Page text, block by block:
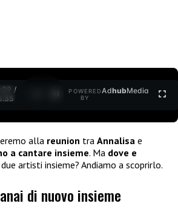
/
POWERED
BY
AdhubMedia
alla reunion tra Annalisa e
a cantare insieme. Ma dove e
artisti insieme? Andiamo a scoprirlo.
di nuovo insieme